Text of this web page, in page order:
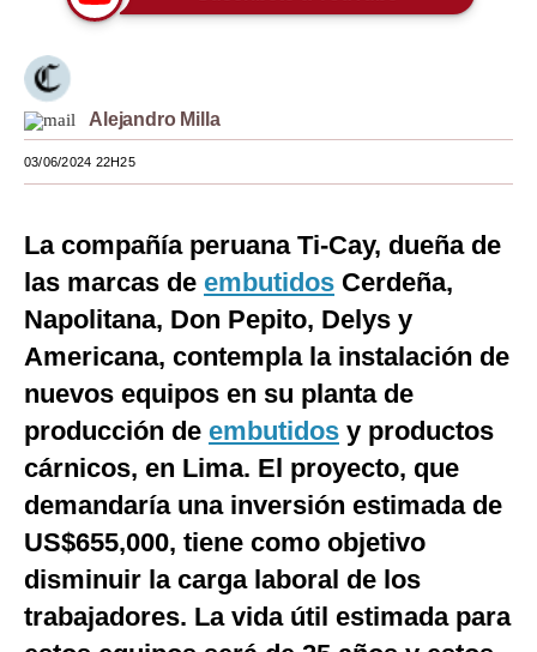
Tendencias
Lujo
Viajes
Mundo
EEUU
España
Internacional
Club del Suscriptor
Mix
G de Gestión
Alejandro Milla
03/06/2024 22H25
La compañía peruana Ti-Cay, dueña de
las marcas de embutidos Cerdeña,
Napolitana, Don Pepito, Delys y
Americana, contempla la instalación de
nuevos equipos en su planta de
producción de embutidos y productos
cárnicos, en Lima. El proyecto, que
demandaría una inversión estimada de
US$655,000, tiene como objetivo
disminuir la carga laboral de los
trabajadores. La vida útil estimada para